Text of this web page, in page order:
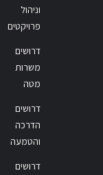
וניהול
פרויקטים
דרושים
משרות
מטה
דרושים
הדרכה
והטמעה
דרושים